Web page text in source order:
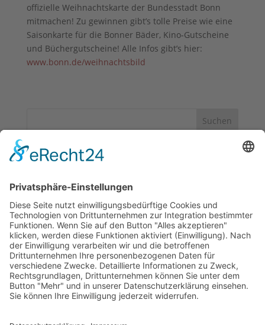
offizielle Weihnachtskarte der Bundesstadt Bonn
mitmachen! Zu gewinnen gibt’s tolle Preise wie eine
Saisonkarte für die Bonner Bäder, Kino-Gutscheine
und Büchergutscheine! Alle Infos gibt’s hier:
www.bonn.de/weihnachtsbild
Suchen
Neueste Beiträge
Dreikönigstag – Markt endet heute
Noch 5 Tage leckere Bratwurst
Frohes neues Jahr 2026!
Guten Rutsch ins neue Jahr!
Neueste Kommentare
Es sind keine Kommentare vorhanden.